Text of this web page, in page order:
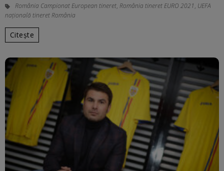
România Campionat European tineret, România tineret EURO 2021, UEFA
națională tineret România
Citește